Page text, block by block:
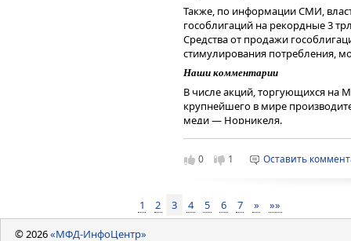
Также, по информации СМИ,
гособлигаций на рекордные 3
Средства от продажи
стимулирования потребления,
Наши комментарии
В числе акций, торгующихся на
крупнейшего в мире
меди — Норникеля.
В настоящее время свободный
давлением на фоне снижения
цены на никель и палладий за
Согласно недавним
положительному свободному
0 1 Оставить
1 2 3 4 5 6 7 » »»
© 2026«МФД-ИнфоЦентр»